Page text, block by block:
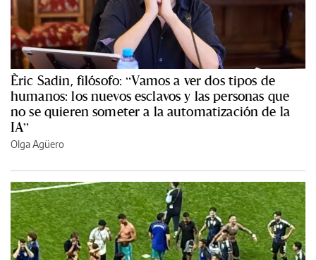
Èric Sadin, filósofo: “Vamos a ver dos tipos de
humanos: los nuevos esclavos y las personas que
no se quieren someter a la automatización de la
IA”
Olga Agüero